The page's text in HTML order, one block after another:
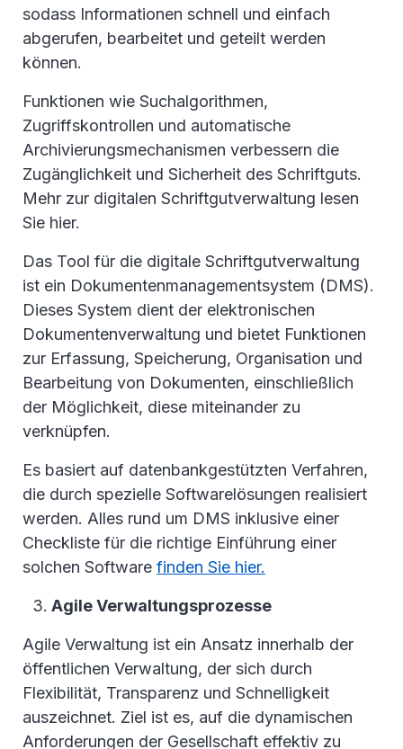
sodass Informationen schnell und einfach
abgerufen, bearbeitet und geteilt werden
können.
Funktionen wie Suchalgorithmen,
Zugriffskontrollen und automatische
Archivierungsmechanismen verbessern die
Zugänglichkeit und Sicherheit des Schriftguts.
Mehr zur digitalen Schriftgutverwaltung lesen
Sie hier.
Das Tool für die digitale Schriftgutverwaltung
ist ein Dokumentenmanagementsystem (DMS).
Dieses System dient der elektronischen
Dokumentenverwaltung und bietet Funktionen
zur Erfassung, Speicherung, Organisation und
Bearbeitung von Dokumenten, einschließlich
der Möglichkeit, diese miteinander zu
verknüpfen.
Es basiert auf datenbankgestützten Verfahren,
die durch spezielle Softwarelösungen realisiert
werden. Alles rund um DMS inklusive einer
Checkliste für die richtige Einführung einer
solchen Software finden Sie hier.
Agile Verwaltungsprozesse
Agile Verwaltung ist ein Ansatz innerhalb der
öffentlichen Verwaltung, der sich durch
Flexibilität, Transparenz und Schnelligkeit
auszeichnet. Ziel ist es, auf die dynamischen
Anforderungen der Gesellschaft effektiv zu